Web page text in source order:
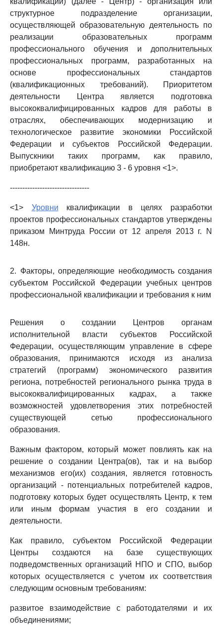
структурное подразделение организации,
осуществляющей образовательную деятельность по
реализации образовательных программ
профессионального обучения и дополнительных
профессиональных программ, разработанных на
основе профессиональных стандартов
(квалификационных требований). Приоритетом
деятельности Центра является подготовка
высококвалифицированных кадров для работы в
отраслях, обеспечивающих модернизацию и
технологическое развитие экономики Российской
Федерации и субъектов Российской Федерации.
Выпускники таких программ, как правило,
приобретают квалификацию 3 - 6 уровня <1>.
--------------------------------
<1> Уровни квалификации в целях разработки
проектов профессиональных стандартов утверждены
приказом Минтруда России от 12 апреля 2013 г. N
148н.
2. Факторы, определяющие необходимость создания
субъектом Российской Федерации учебных центров
профессиональной квалификации и требования к ним
Решения о создании Центров органам
исполнительной власти субъектов Российской
Федерации, осуществляющим управление в сфере
образования, принимаются исходя из анализа
стратегий (программ) экономического развития
региона, потребностей регионального рынка труда в
высококвалифицированных кадрах, а также
возможностей удовлетворения этих потребностей
существующей сетью профессионального
образования.
Важным фактором, который может повлиять как на
решение о создании Центра(ов), так и на выбор
механизмов его(их) создания, является готовность
организаций - потенциальных потребителей кадров,
подготовку которых будет осуществлять Центр, к тем
или иным формам участия в его создании и
деятельности.
Как правило, субъектом Российской Федерации
Центры создаются на базе существующих
подведомственных организаций НПО и СПО, выбор
которых осуществляется с учетом их соответствия
следующим основным требованиям:
развитое взаимодействие с работодателями и их
объединениями;